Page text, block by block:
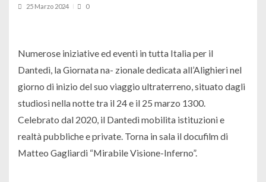
25 Marzo 2024 0
Numerose iniziative ed eventi in tutta Italia per il
Dantedì, la Giornata na- zionale dedicata all’Alighieri nel
giorno di inizio del suo viaggio ultraterreno, situato dagli
studiosi nella notte tra il 24 e il 25 marzo 1300.
Celebrato dal 2020, il Dantedì mobilita istituzioni e
realtà pubbliche e private. Torna in sala il docufilm di
Matteo Gagliardi “Mirabile Visione-Inferno”.